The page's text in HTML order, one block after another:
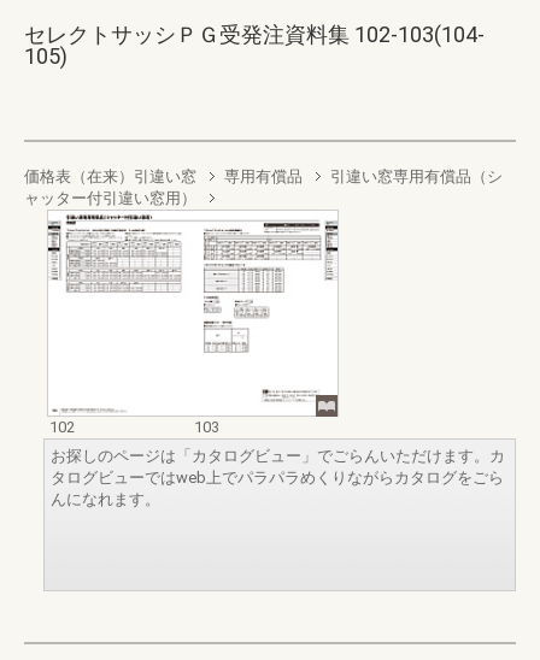
セレクトサッシＰＧ受発注資料集 102-103(104-
105)
価格表（在来）引違い窓 専用有償品
引違い窓専用有償品（シ
ャッター付引違い窓用）
102
103
お探しのページは「カタログビュー」でごらんいただけます。カ
タログビューではweb上でパラパラめくりながらカタログをごら
んになれます。